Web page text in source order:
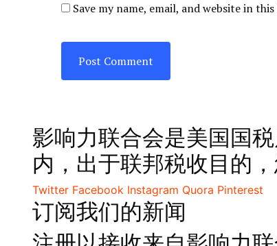
Save my name, email, and website in
影响力联合会是美国国
内，出于联邦税收目的
Twitter Facebook Instagram Quora Pinterest
订阅我们的新闻​